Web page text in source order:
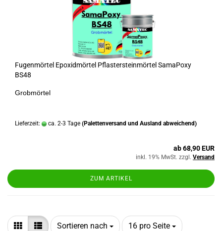
Fugenmörtel Epoxidmörtel Pflastersteinmörtel SamaPoxy
BS48
Grobmörtel
Lieferzeit: ca. 2-3 Tage (Palettenversand und Ausland abweichend)
ab 68,90 EUR
inkl. 19% MwSt. zzgl. Versand
ZUM ARTIKEL
Sortieren nach
Sortieren nach 16 pro Seite
pro Seite